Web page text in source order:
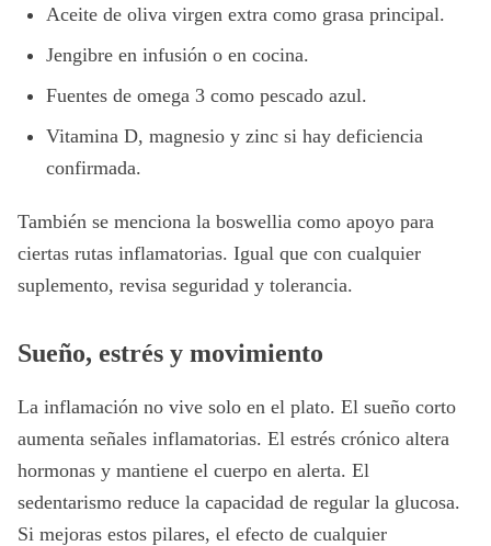
Aceite de oliva virgen extra como grasa principal.
Jengibre en infusión o en cocina.
Fuentes de omega 3 como pescado azul.
Vitamina D, magnesio y zinc si hay deficiencia
confirmada.
También se menciona la boswellia como apoyo para
ciertas rutas inflamatorias. Igual que con cualquier
suplemento, revisa seguridad y tolerancia.
Sueño, estrés y movimiento
La inflamación no vive solo en el plato. El sueño corto
aumenta señales inflamatorias. El estrés crónico altera
hormonas y mantiene el cuerpo en alerta. El
sedentarismo reduce la capacidad de regular la glucosa.
Si mejoras estos pilares, el efecto de cualquier